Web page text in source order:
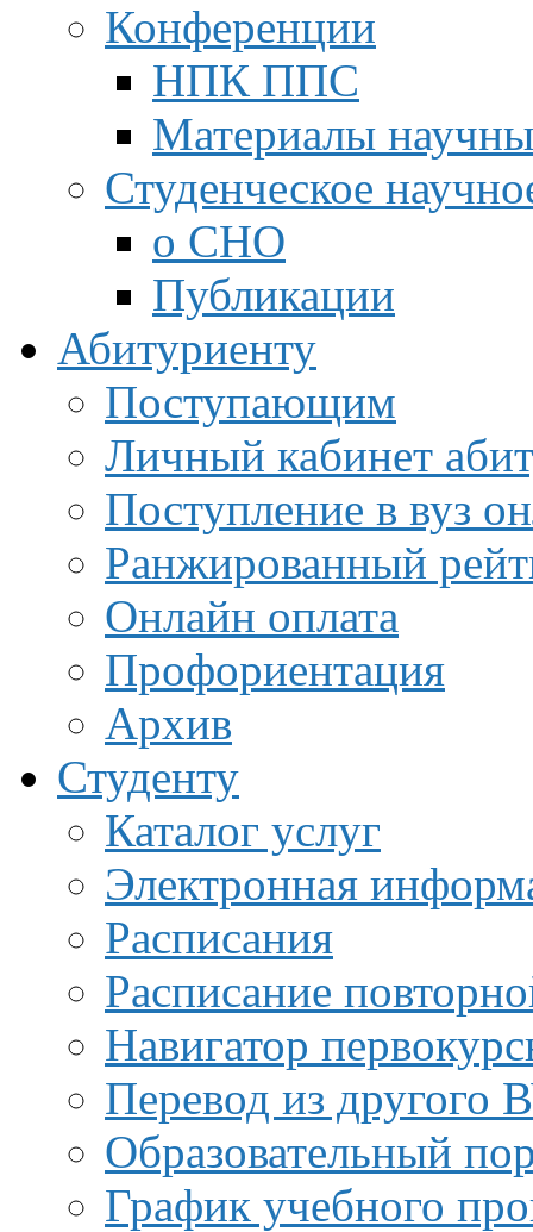
Конференции
НПК ППС
Материалы
Студенческое
о СНО
Публикации
Абитуриенту
Поступающим
Личный кабинет
Поступление в вуз
Ранжированный
Онлайн оплата
Профориентация
Архив
Студенту
Каталог услуг
Электронная
Расписания
Расписание
Навигатор
Перевод из другого
Образовательный
График учебного